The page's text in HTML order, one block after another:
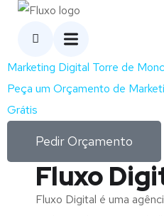
Marketing Digital Torre de
Peça um Orçamento de
Grátis
Pedir Orçamento
Fluxo
Fluxo Digital é uma